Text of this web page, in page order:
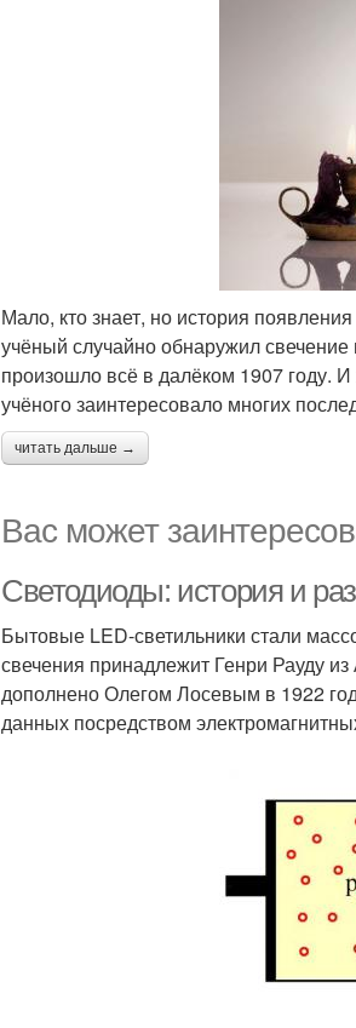
Мало, кто знает, но история
учёный случайно обнаружил
произошло всё в далёком 1907 году.
учёного заинтересовало многих
читать дальше →
Вас может
Светодиоды: история и
Бытовые LED-светильники стали
свечения принадлежит Генри Рауду
дополнено Олегом Лосевым в 1922
данных посредством